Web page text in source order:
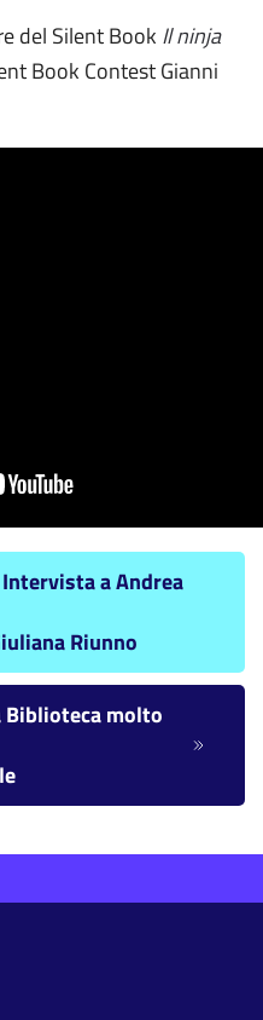
del Silent Book Il ninja
Book Contest Gianni
a Andrea
Riunno
Biblioteca molto